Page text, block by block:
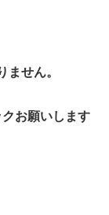
せん。
お願いします